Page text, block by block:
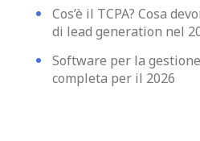
Cos’è il TCPA? Cosa
di lead generation nel
Software per la
completa per il 2026